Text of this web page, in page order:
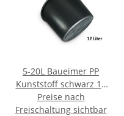
5-20L Baueimer PP
Kunststoff schwarz 12
Liter
Preise nach
Freischaltung sichtbar